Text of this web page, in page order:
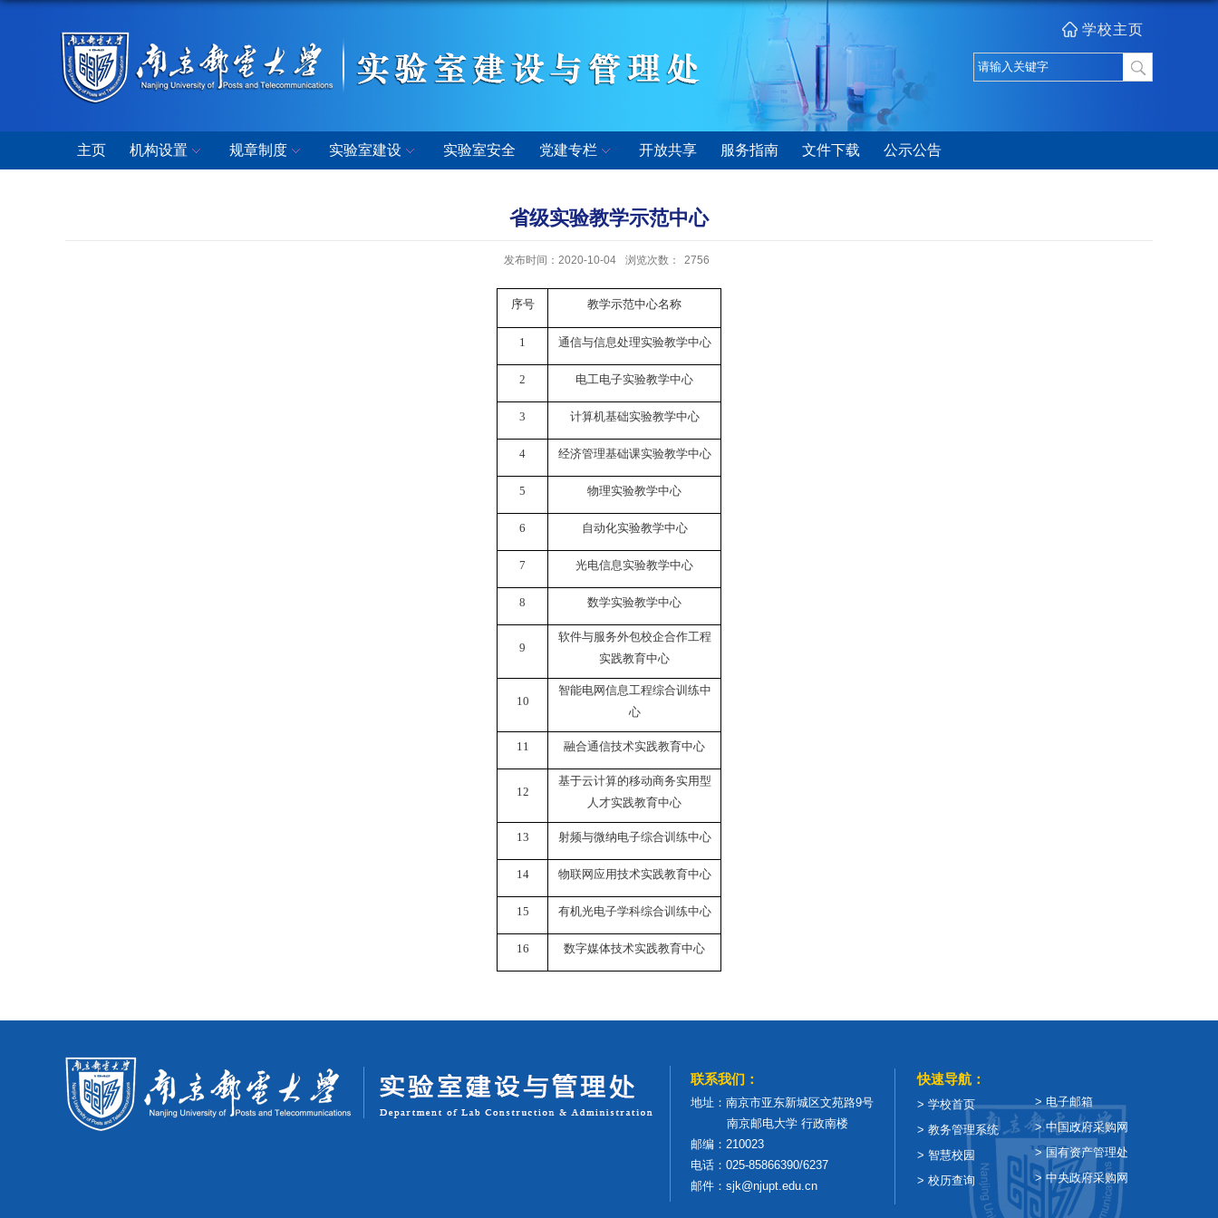
学校主页
主页 机构设置 规章制度 实验室建设 实验室安全 党建专栏 开放共享 服务指南 文件下载 公示公告
省级实验教学示范中心
发布时间：2020-10-04 浏览次数： 2756
序号 教学示范中心名称
1 通信与信息处理实验教学中心
2 电工电子实验教学中心
3 计算机基础实验教学中心
4 经济管理基础课实验教学中心
5 物理实验教学中心
6 自动化实验教学中心
7 光电信息实验教学中心
8 数学实验教学中心
9
软件与服务外包校企合作工程
实践教育中心
10
智能电网信息工程综合训练中
心
11 融合通信技术实践教育中心
12
基于云计算的移动商务实用型
人才实践教育中心
13 射频与微纳电子综合训练中心
14 物联网应用技术实践教育中心
15 有机光电子学科综合训练中心
16 数字媒体技术实践教育中心
> 电子邮箱
> 中国政府采购网
> 国有资产管理处
> 中央政府采购网
快速导航：
> 学校首页
> 教务管理系统
> 智慧校园
> 校历查询
联系我们：
地址：南京市亚东新城区文苑路9号
南京邮电大学 行政南楼
邮编：210023
电话：025-85866390/6237
邮件：sjk@njupt.edu.cn